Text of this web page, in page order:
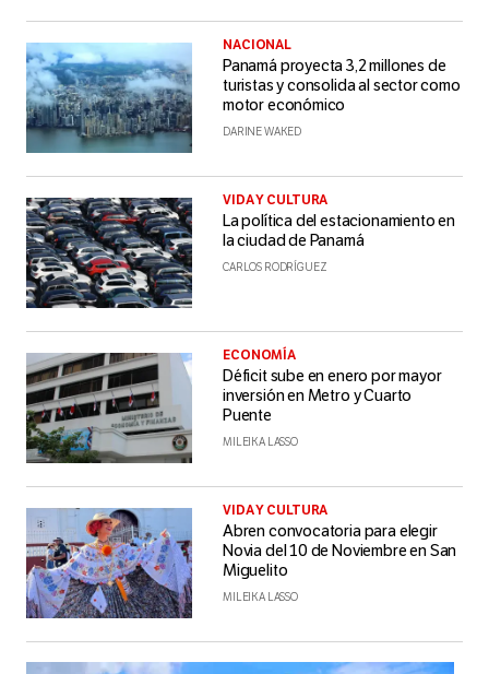
NACIONAL
Panamá proyecta 3,2 millones de
turistas y consolida al sector como
motor económico
DARINE WAKED
VIDA Y CULTURA
La política del estacionamiento en
la ciudad de Panamá
CARLOS RODRÍGUEZ
ECONOMÍA
Déficit sube en enero por mayor
inversión en Metro y Cuarto
Puente
MILEIKA LASSO
VIDA Y CULTURA
Abren convocatoria para elegir
Novia del 10 de Noviembre en San
Miguelito
MILEIKA LASSO